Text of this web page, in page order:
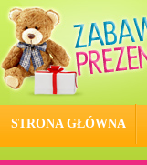
STRONA GŁÓWNA